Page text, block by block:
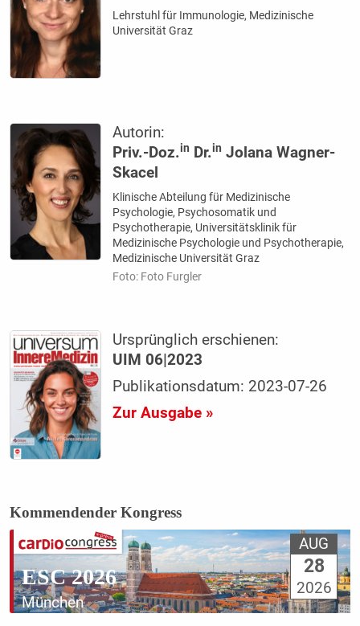
Lehrstuhl für Immunologie, Medizinische
Universität Graz
Autorin:
Priv.-Doz.in Dr.in Jolana Wagner-
Skacel
Klinische Abteilung für Medizinische
Psychologie, Psychosomatik und
Psychotherapie, Universitätsklinik für
Medizinische Psychologie und Psychotherapie,
Medizinische Universität Graz
Foto: Foto Furgler
Ursprünglich erschienen:
UIM 06|2023
Publikationsdatum: 2023-07-26
Zur Ausgabe »
Kommendender Kongress
ESC 2026
München
AUG
28
2026